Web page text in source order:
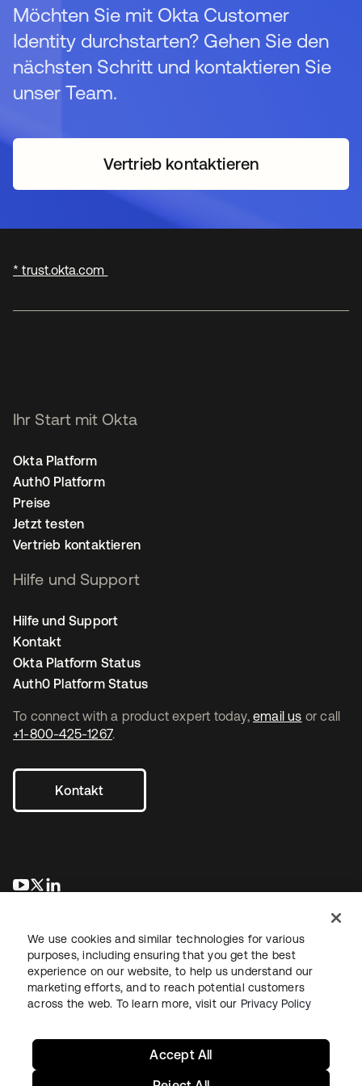
Möchten Sie mit Okta Customer
Identity durchstarten? Gehen Sie den
nächsten Schritt und kontaktieren Sie
unser Team.
Vertrieb kontaktieren
* trust.okta.com
To connect with a product expert today, email us or call
+1-800-425-1267.
Kontakt
wird in einer neuen Registerkarte geöffnet
wird in einer neuen Registerkarte geöffnet
Ihr Start mit Okta
Okta Platform
Auth0 Platform
Preise
Jetzt testen
Vertrieb kontaktieren
Hilfe und Support
Hilfe und Support
Kontakt
Okta Platform Status
Auth0 Platform Status
RechtDatenschutzrichtlinieNutzungsbedingungenSicherheit
We use cookies and similar technologies for various
purposes, including ensuring that you get the best
experience on our website, to help us understand our
marketing efforts, and to reach potential customers
across the web. To learn more, visit our Privacy Policy
Accept All